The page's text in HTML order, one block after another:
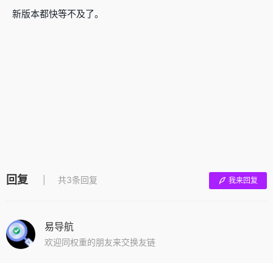
新版本都快等不及了。
回复 共3条回复 我来回复
易导航
欢迎同权重的朋友来交换友链